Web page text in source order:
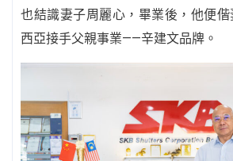
也結識妻子周麗心，畢業後，他便
西亞接手父親事業——辛建文品牌。